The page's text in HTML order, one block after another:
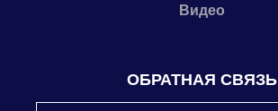
Видео
ОБРАТНАЯ СВЯЗЬ